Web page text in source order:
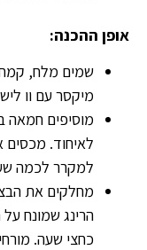
אופן ההכנה:
שמים מלח,
מיקסר עם וו לישה ולשים 5
לאיחוד. מכסים
למקרר לכמה
הרינג שמונח
כחצי שעה.